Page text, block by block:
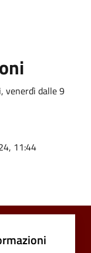
venerdì dalle 9
11:44